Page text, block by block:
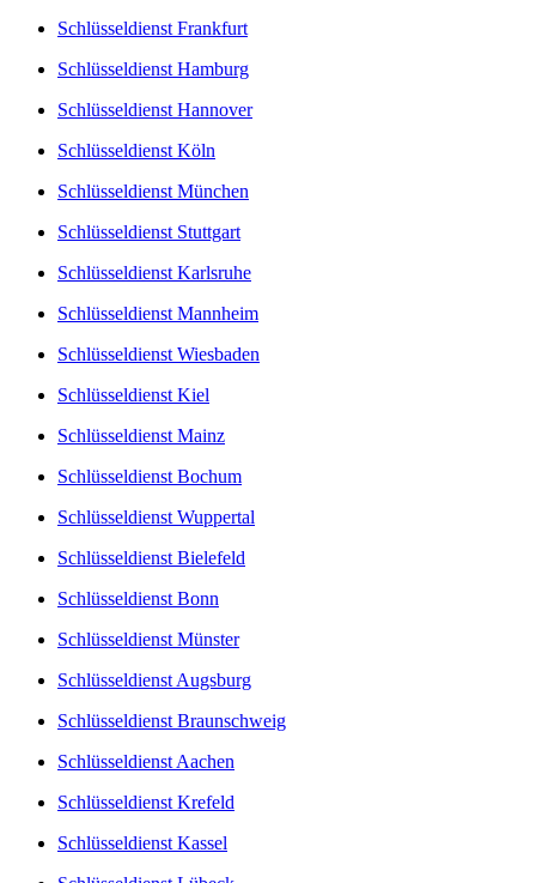
Schlüsseldienst Frankfurt
Schlüsseldienst Hamburg
Schlüsseldienst Hannover
Schlüsseldienst Köln
Schlüsseldienst München
Schlüsseldienst Stuttgart
Schlüsseldienst Karlsruhe
Schlüsseldienst Mannheim
Schlüsseldienst Wiesbaden
Schlüsseldienst Kiel
Schlüsseldienst Mainz
Schlüsseldienst Bochum
Schlüsseldienst Wuppertal
Schlüsseldienst Bielefeld
Schlüsseldienst Bonn
Schlüsseldienst Münster
Schlüsseldienst Augsburg
Schlüsseldienst Braunschweig
Schlüsseldienst Aachen
Schlüsseldienst Krefeld
Schlüsseldienst Kassel